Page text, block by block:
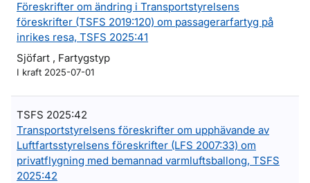
Föreskrifter om ändring i Transportstyrelsens
föreskrifter (TSFS 2019:120) om passagerarfartyg på
inrikes resa, TSFS 2025:41
Sjöfart , Fartygstyp
I kraft 2025-07-01
TSFS 2025:42
Transportstyrelsens föreskrifter om upphävande av
Luftfartsstyrelsens föreskrifter (LFS 2007:33) om
privatflygning med bemannad varmluftsballong, TSFS
2025:42